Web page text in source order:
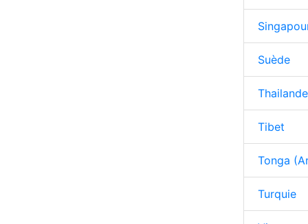
Suède
Thailande
Tibet
Tonga
Turquie